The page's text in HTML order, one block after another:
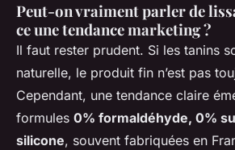
Peut-on vraiment parler de
ce une tendance marketing ?
Il faut rester prudent. Si les tanins
naturelle, le produit fin n’est pas
Cependant, une tendance claire
formules 0% formaldéhyde, 0%
silicone, souvent fabriquées en